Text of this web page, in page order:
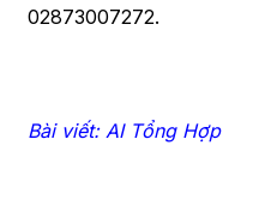
02873007272.
Bài viết: AI Tổng Hợp